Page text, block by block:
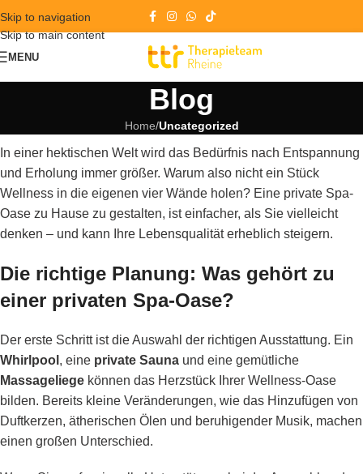
Skip to navigation
Skip to main content
MENU
Blog
Home/Uncategorized
In einer hektischen Welt wird das Bedürfnis nach Entspannung
und Erholung immer größer. Warum also nicht ein Stück
Wellness in die eigenen vier Wände holen? Eine private Spa-
Oase zu Hause zu gestalten, ist einfacher, als Sie vielleicht
denken – und kann Ihre Lebensqualität erheblich steigern.
Die richtige Planung: Was gehört zu
einer privaten Spa-Oase?
Der erste Schritt ist die Auswahl der richtigen Ausstattung. Ein
Whirlpool , eine private Sauna und eine gemütliche
Massageliege können das Herzstück Ihrer Wellness-Oase
bilden. Bereits kleine Veränderungen, wie das Hinzufügen von
Duftkerzen, ätherischen Ölen und beruhigender Musik, machen
einen großen Unterschied.